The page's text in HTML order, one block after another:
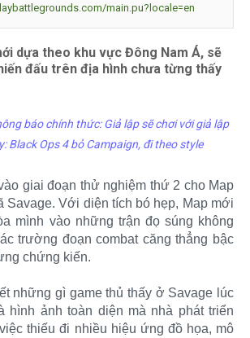
main.pu?locale=en
dựa theo khu vực Đông Nam Á, sẽ
đấu trên địa hình chưa từng thấy
báo chính thức: Giả lập sẽ chơi với giả lập
Black Ops 4 bỏ Campaign, đi theo style
giai đoạn thử nghiệm thứ 2 cho Map
Savage. Với diện tích bó hẹp, Map mới
mình vào những trận đọ súng không
trường đoạn combat căng thẳng bậc
chứng kiến.
những gì game thủ thấy ở Savage lúc
hình ảnh toàn diện mà nhà phát triển
thiếu đi nhiều hiệu ứng đồ họa, mô